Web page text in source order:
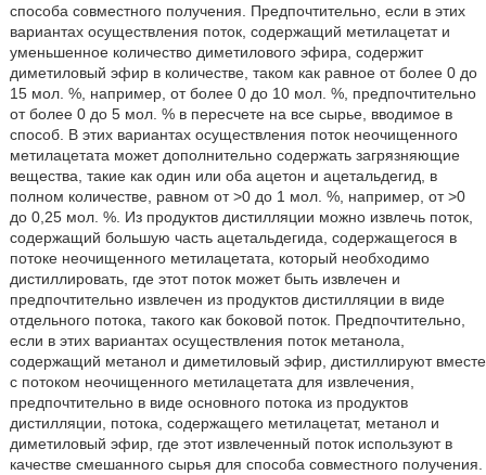
способа совместного получения. Предпочтительно, если в этих
вариантах осуществления поток, содержащий метилацетат и
уменьшенное количество диметилового эфира, содержит
диметиловый эфир в количестве, таком как равное от более 0 до
15 мол. %, например, от более 0 до 10 мол. %, предпочтительно
от более 0 до 5 мол. % в пересчете на все сырье, вводимое в
способ. В этих вариантах осуществления поток неочищенного
метилацетата может дополнительно содержать загрязняющие
вещества, такие как один или оба ацетон и ацетальдегид, в
полном количестве, равном от >0 до 1 мол. %, например, от >0
до 0,25 мол. %. Из продуктов дистилляции можно извлечь поток,
содержащий большую часть ацетальдегида, содержащегося в
потоке неочищенного метилацетата, который необходимо
дистиллировать, где этот поток может быть извлечен и
предпочтительно извлечен из продуктов дистилляции в виде
отдельного потока, такого как боковой поток. Предпочтительно,
если в этих вариантах осуществления поток метанола,
содержащий метанол и диметиловый эфир, дистиллируют вместе
с потоком неочищенного метилацетата для извлечения,
предпочтительно в виде основного потока из продуктов
дистилляции, потока, содержащего метилацетат, метанол и
диметиловый эфир, где этот извлеченный поток используют в
качестве смешанного сырья для способа совместного получения.